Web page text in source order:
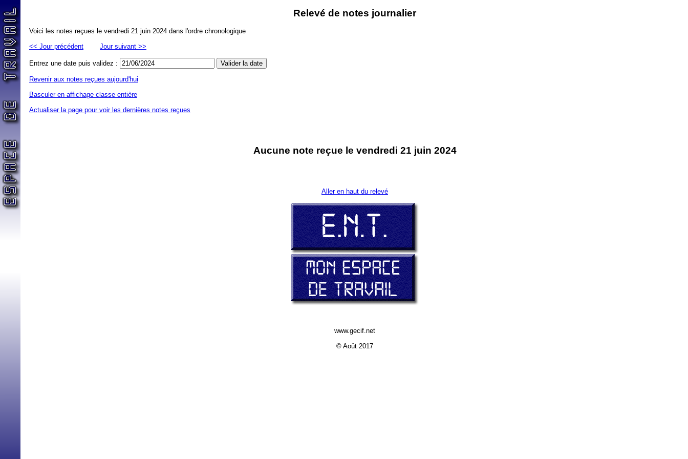
Relevé de notes journalier
Voici les notes reçues le vendredi 21 juin 2024 dans l'ordre chronologique
<< Jour précédent
Jour suivant >>
Entrez une date puis validez :
Revenir aux notes reçues aujourd'hui
Basculer en affichage classe entière
Actualiser la page pour voir les dernières notes reçues
Aucune note reçue le vendredi 21 juin 2024
Aller en haut du relevé
www.gecif.net
© Août 2017